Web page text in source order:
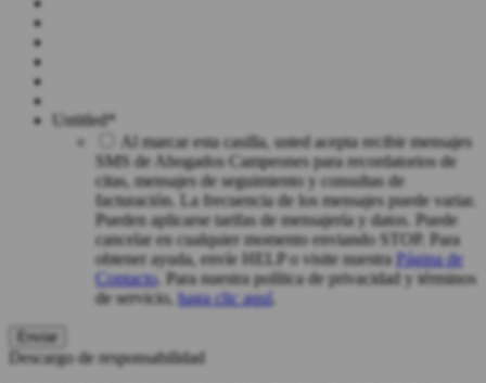
Untitled*
Al marcar esta casilla, usted acepta recibir mensajes
SMS de Abogados Campeones para recordatorios de
citas, mensajes de seguimiento y consultas de
facturación. La frecuencia de los mensajes puede variar.
Pueden aplicarse tarifas de mensajería y datos. Puede
cancelar en cualquier momento enviando STOP. Para
obtener ayuda, envíe HELP o visite nuestra Página de
Contacto. Para nuestra política de privacidad y términos
de servicio, haga clic aquí
Descargo de responsabilidad